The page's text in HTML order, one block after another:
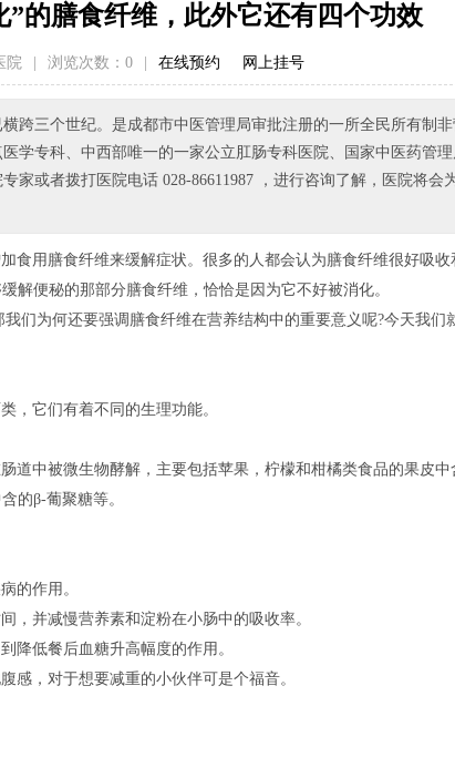
的膳食纤维，此外它还有四个功效
院 浏览次数： 0 在线预约 网上挂号
横跨三个世纪。是成都市中医管理局审批注册的一所全民所有制
学专科、中西部唯一的一家公立肛肠专科医院、国家中医药管
家或者拨打医院电话 028-86611987 ，进行咨询了解，医院将会
食用膳食纤维来缓解症状。很多的人都会认为膳食纤维很好吸收
解便秘的那部分膳食纤维，恰恰是因为它不好被消化。
们为何还要强调膳食纤维在营养结构中的重要意义呢?今天我们
，它们有着不同的生理功能。
道中被微生物酵解，主要包括苹果，柠檬和柑橘类食品的果皮中
的β-葡聚糖等。
的作用。
并减慢营养素和淀粉在小肠中的吸收率。
降低餐后血糖升高幅度的作用。
，对于想要减重的小伙伴可是个福音。